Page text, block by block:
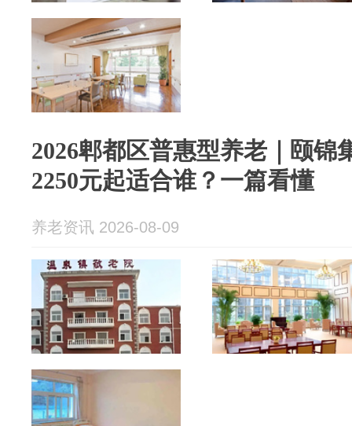
2026郫都区普惠型养老｜颐锦
2250元起适合谁？一篇看懂
养老资讯 2026-08-09